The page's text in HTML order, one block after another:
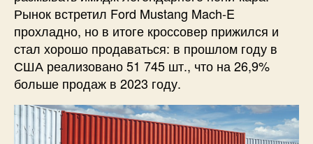
Рынок встретил Ford Mustang Mach-E
прохладно, но в итоге кроссовер прижился и
стал хорошо продаваться: в прошлом году в
США реализовано 51 745 шт., что на 26,9%
больше продаж в 2023 году.